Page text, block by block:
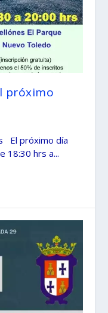
próximo
El próximo día
18:30 hrs a...